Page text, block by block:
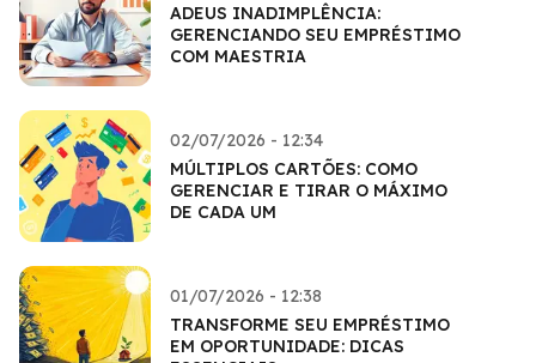
ADEUS INADIMPLÊNCIA:
GERENCIANDO SEU EMPRÉSTIMO
COM MAESTRIA
02/07/2026 - 12:34
MÚLTIPLOS CARTÕES: COMO
GERENCIAR E TIRAR O MÁXIMO
DE CADA UM
01/07/2026 - 12:38
TRANSFORME SEU EMPRÉSTIMO
EM OPORTUNIDADE: DICAS